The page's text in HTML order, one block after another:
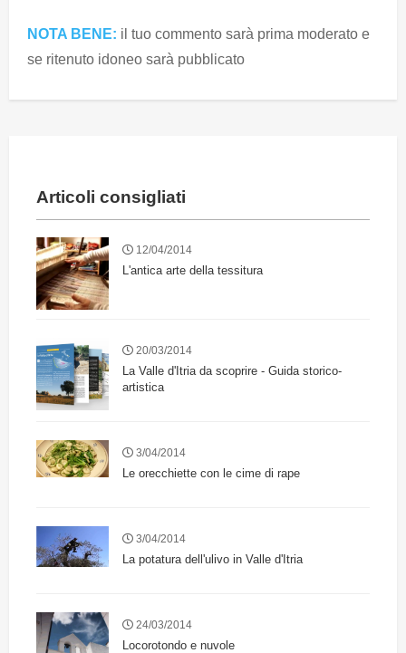
NOTA BENE: il tuo commento sarà prima moderato e
se ritenuto idoneo sarà pubblicato
Articoli consigliati
12/04/2014
L'antica arte della tessitura
20/03/2014
La Valle d'Itria da scoprire - Guida storico-
artistica
3/04/2014
Le orecchiette con le cime di rape
3/04/2014
La potatura dell'ulivo in Valle d'Itria
24/03/2014
Locorotondo e nuvole